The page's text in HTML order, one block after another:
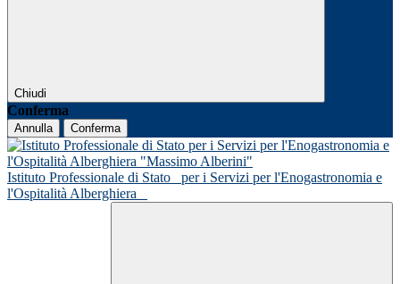
Chiudi
Conferma
Annulla Conferma
Istituto Professionale di Stato
per i Servizi per l'Enogastronomia e
l'Ospitalità Alberghiera